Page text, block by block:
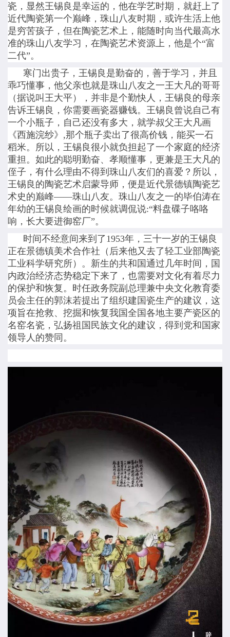
瓷，显然王锡良是幸运的，他在学艺时期，就赶上了
近代陶瓷第一个巅峰，珠山八友时期，或许生活上他
是穷苦孩子，但在陶瓷艺术上，能随时向当代最高水
准的珠山八友学习，在陶瓷艺术资源上，他是个“富
二代”。
寒门出贵子，王锡良是勤奋的，善于学习，并且
乖巧懂事，他父亲也就是珠山八友之一王大凡的哥哥
（据说叫王大平），并非是个勤快人，王锡良的母亲
告诉王锡良，你需要画瓷器赚钱。王锡良曾说自己有
一个小瓶子，自己还没有多大，就学叔父王大凡画
《西施浣纱》,那个瓶子卖出了很高价钱，能买一石
稻米。 所以，王锡良很小就负担起了一个家庭的经济
重担。如此的聪明勤奋、孝顺懂事，更兼是王大凡的
侄子，有什么理由不得到珠山八友们的喜爱？所以，
王锡良的陶瓷艺术启蒙导师，便是近代景德镇陶瓷艺
术史的巅峰——珠山八友。珠山八友之一的毕伯涛在
年幼的王锡良绘画的时候就调侃说:“料盘碟子咯咯
响，长大要进御窑厂”。
时间不经意间来到了1953年，三十一岁的王锡良
正在景德镇美术合作社（后来他又去了轻工业部陶瓷
工业科学研究所）。 新生的共和国通过几年时间，国
内政治经济态势稳定下来了，也需要对文化有着尽力
的保护和恢复。时任政务院副总理兼中央文化教育委
员会主任的郭沫若提出了组织建国瓷生产的建议，这
项旨在抢救、挖掘和恢复我国全国各地主要产瓷区的
名窑名瓷，弘扬祖国民族文化的建议，得到党和国家
领导人的赞同。